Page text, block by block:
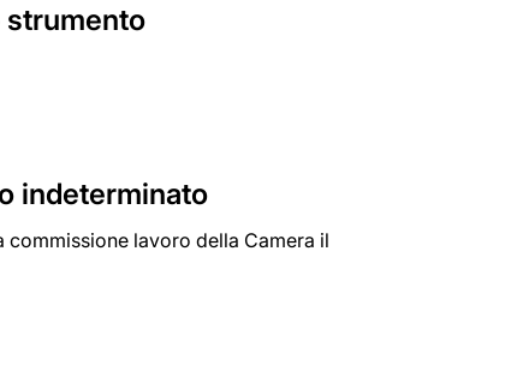
strumento
indeterminato
lavoro della Camera il